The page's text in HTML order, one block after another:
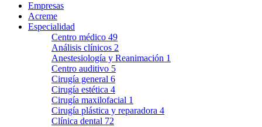
Empresas
Acreme
Especialidad
Centro médico 49
Análisis clínicos 2
Anestesiología y Reanimación 1
Centro auditivo 5
Cirugía general 6
Cirugía estética 4
Cirugía maxilofacial 1
Cirugía plástica y reparadora 4
Clínica dental 72